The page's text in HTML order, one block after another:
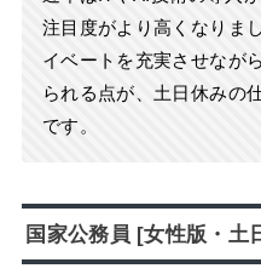
注目度がより高くなりま
イベートを充実させなが
られる点が、土日休みの
です。
国家公務員 [女性版・土